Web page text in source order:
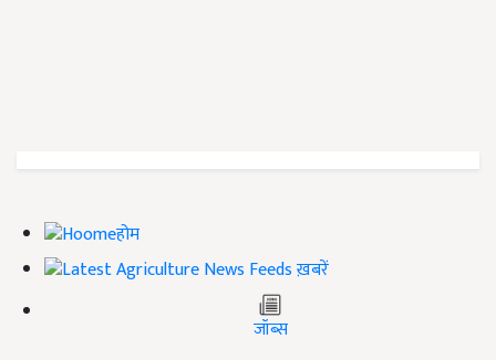
होम
ख़बरें
जॉब्स